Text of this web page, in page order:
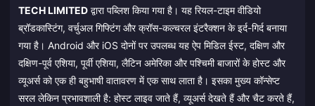
TECH LIMITED द्वारा पब्लिश किया गया है। यह रियल-टाइम वीडियो
ब्रॉडकास्टिंग, वर्चुअल गिफ्टिंग और क्रॉस-कल्चरल इंटरैक्शन के इर्द-गिर्द बनाया
गया है। Android और iOS दोनों पर उपलब्ध यह ऐप मिडिल ईस्ट, दक्षिण और
दक्षिण-पूर्व एशिया, पूर्वी एशिया, लैटिन अमेरिका और पश्चिमी बाजारों के होस्ट और
व्यूअर्स को एक ही बहुभाषी वातावरण में एक साथ लाता है। इसका मुख्य कॉन्सेप्ट
सरल लेकिन प्रभावशाली है: होस्ट लाइव जाते हैं, व्यूअर्स देखते हैं और चैट करते हैं,